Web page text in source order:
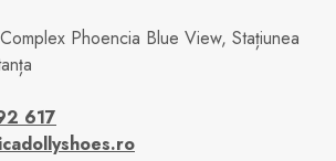
Phoencia Blue View, Stațiunea
617